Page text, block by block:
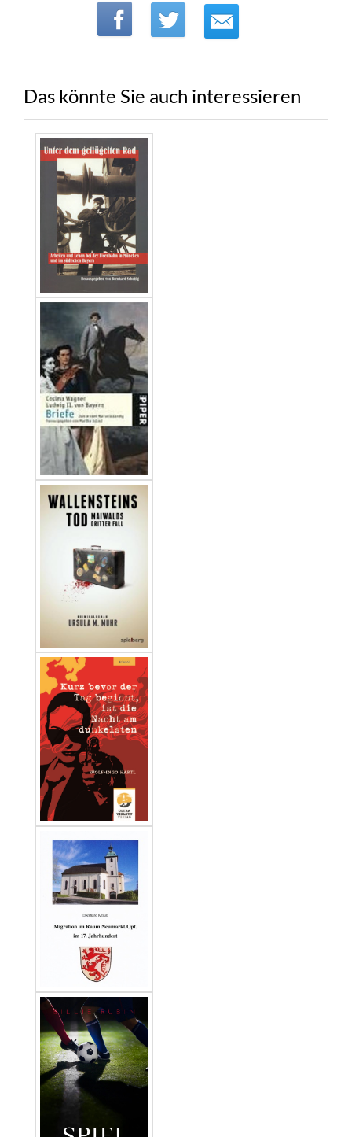
Das könnte Sie auch interessieren